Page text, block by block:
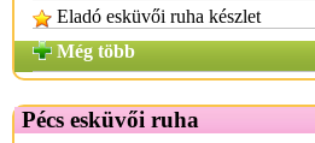
Eladó esküvői ruha készlet
Még több
Pécs esküvői ruha